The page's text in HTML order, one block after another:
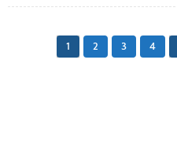
1 2 3 4